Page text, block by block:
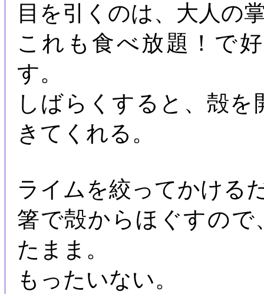
目を引くのは、大人の
これも食べ放題！で
す。
しばらくすると、殻
きてくれる。
ライムを絞ってかける
箸で殻からほぐすので
たまま。
もったいない。